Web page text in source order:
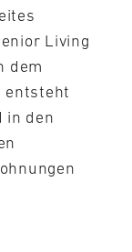
Living
dem
entsteht
in den